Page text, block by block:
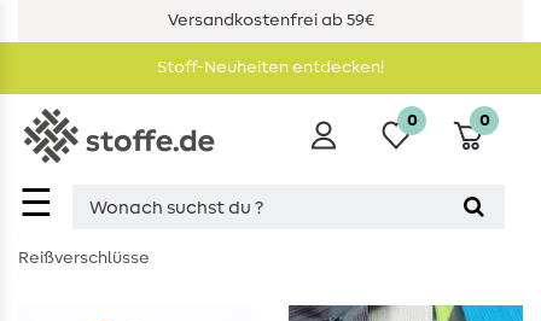
Versandkostenfrei ab 59€
Stoff-Neuheiten entdecken!
☰
0 0
Reißverschlüsse